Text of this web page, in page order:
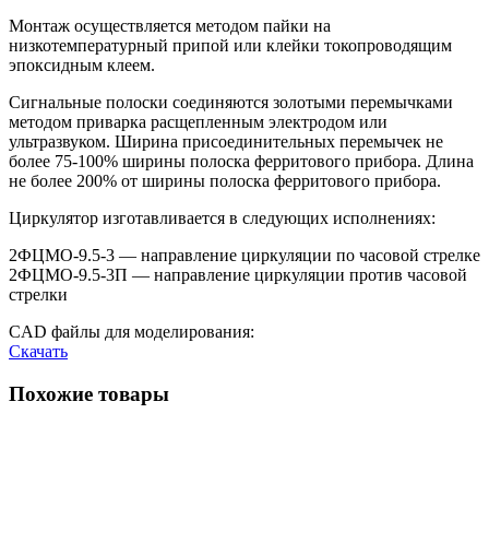
Монтаж осуществляется методом пайки на
низкотемпературный припой или клейки токопроводящим
эпоксидным клеем.
Сигнальные полоски соединяются золотыми перемычками
методом приварка расщепленным электродом или
ультразвуком. Ширина присоединительных перемычек не
более 75-100% ширины полоска ферритового прибора. Длина
не более 200% от ширины полоска ферритового прибора.
Циркулятор изготавливается в следующих исполнениях:
2ФЦМО-9.5-3 — направление циркуляции по часовой стрелке
2ФЦМО-9.5-3П — направление циркуляции против часовой
стрелки
CAD файлы для моделирования:
Скачать
Похожие товары